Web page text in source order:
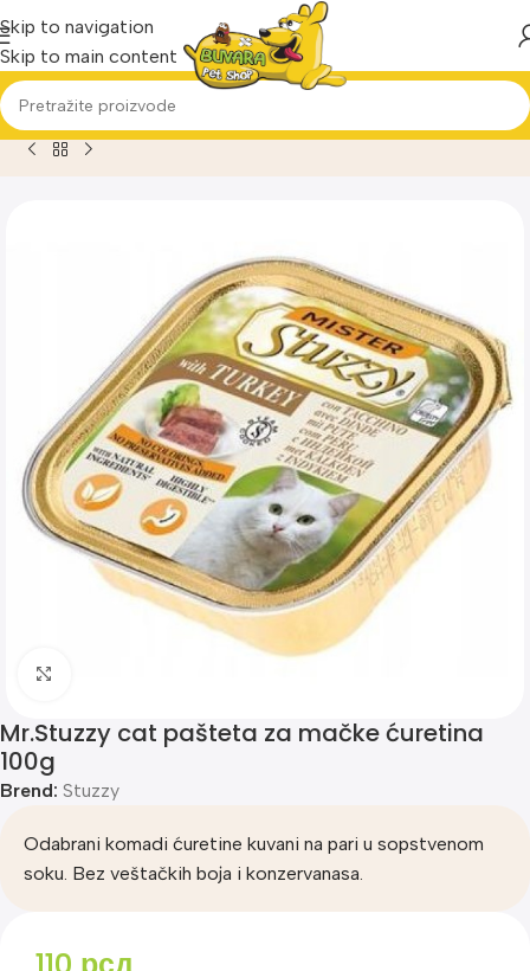
Skip to navigation
Skip to main content
Home Proizvod Mr.Stuzzy cat pašteta za mačke ćuretina
Mr.Stuzzy cat pašteta za mačke ćuretina
100g
Brend: Stuzzy
Odabrani komadi ćuretine kuvani na pari u sopstvenom
soku. Bez veštačkih boja i konzervanasa.
110 рсд